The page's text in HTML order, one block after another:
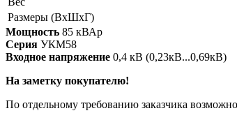
Размеры (ВхШхГ)
Мощность 85 кВАр
Серия УКМ58
Входное напряжение 0,4 кВ (0,23кВ...0,69кВ)
На заметку покупателю!
По отдельному требованию заказчика